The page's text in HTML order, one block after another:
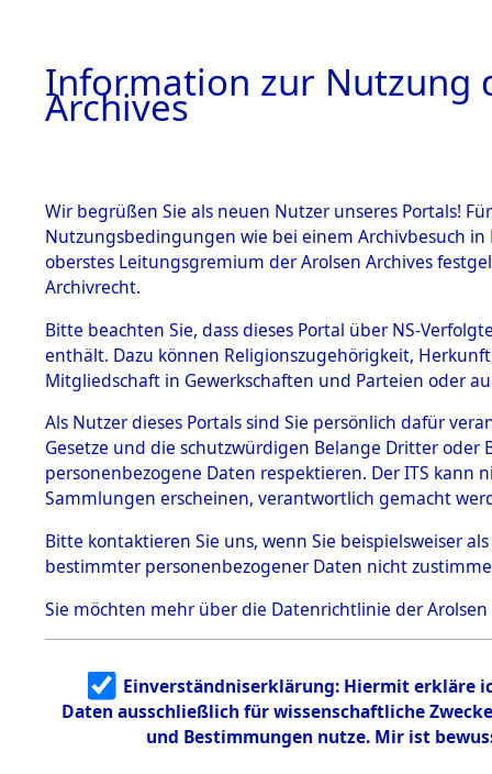
BESTÄNDE
1.
mente
5. Verschiedenes
5.3
Todesmärsche
5.3.1 Alliierte
Erhebungen
zu
Todesmärsch
en
5.3.2
Identifizierun
g
5.3.3
Todesmärsch
auf dem
zur
Roding)
Leben
0002
Information zur Nutzung
Archives
Wir begrüßen Sie als neuen Nutzer unseres Portals!
Nutzungsbedingungen wie bei einem Archivbesuch
oberstes Leitungsgremium der Arolsen Archives
Archivrecht.
Bitte beachten Sie, dass dieses Portal über NS-
enthält. Dazu können Religionszugehörigkeit,
Mitgliedschaft in Gewerkschaften und Parteien oder
Als Nutzer dieses Portals sind Sie persönlich dafür
Gesetze und die schutzwürdigen Belange Dritter
personenbezogene Daten respektieren. Der ITS
Sammlungen erscheinen, verantwortlich gemacht
Bitte kontaktieren Sie uns, wenn Sie beispielsweiser
bestimmter personenbezogener Daten nicht
Sie möchten mehr über die Datenrichtlinie der Arolsen
Einverständniserklärung: Hiermit erkläre
Daten ausschließlich für wissenschaftliche
und Bestimmungen nutze. Mir ist